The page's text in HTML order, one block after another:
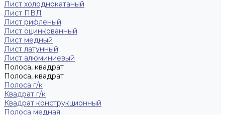
Лист холоднокатаный
Лист ПВЛ
Лист рифленый
Лист оцинкованный
Лист медный
Лист латунный
Лист алюминиевый
Полоса, квадрат
Полоса, квадрат
Полоса г/к
Квадрат г/к
Квадрат конструкционный
Полоса медная